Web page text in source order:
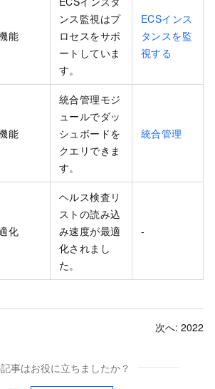
能
ンス監視はプ
ロセスをサポ
ートしていま
す。
ECSインス
タンスを監
視する
能
統合管理モジ
ュールでダッ
シュボードを
クエリできま
す。
統合管理
化
ヘルス検査リ
ストの読み込
み速度が最適
化されまし
た。
-
次へ: 2022
事はお役に立ちましたか？